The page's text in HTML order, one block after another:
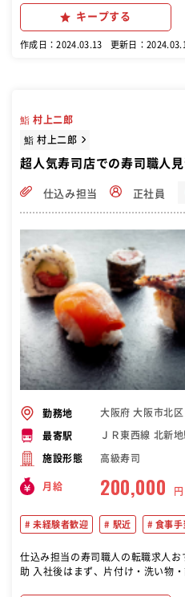
ださい♪
キープする
作成日：2024.03.13 更新日：
鮨 村上二郎
鮨 村上二郎
超人気寿司店での寿司職人
仕込み担当 正社員
勤務地 大阪府 大阪市北
最寄駅 ＪＲ東西線 北新地
施設形態 高級寿司
月給 200,000
未経験者歓迎 駅近 食事手
仕込み担当の寿司職人の転職求人おすすめです。
助 入社後はまず、片付け・洗い物